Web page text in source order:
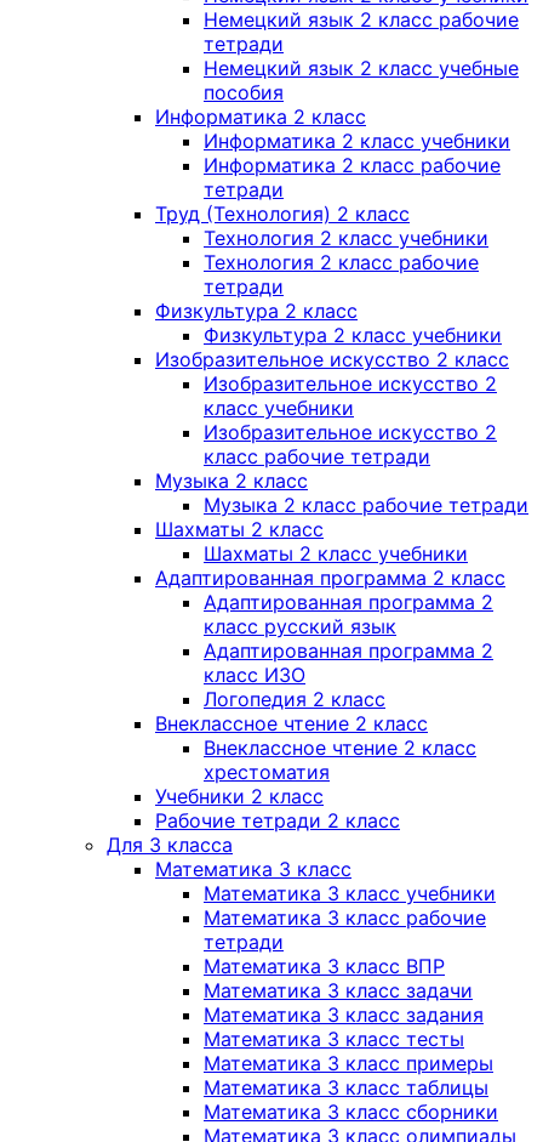
Немецкий язык 2 класс рабочие
тетради
Немецкий язык 2 класс учебные
пособия
Информатика 2 класс
Информатика 2 класс учебники
Информатика 2 класс рабочие
тетради
Труд (Технология) 2 класс
Технология 2 класс учебники
Технология 2 класс рабочие
тетради
Физкультура 2 класс
Физкультура 2 класс учебники
Изобразительное искусство 2 класс
Изобразительное искусство 2
класс учебники
Изобразительное искусство 2
класс рабочие тетради
Музыка 2 класс
Музыка 2 класс рабочие тетради
Шахматы 2 класс
Шахматы 2 класс учебники
Адаптированная программа 2 класс
Адаптированная программа 2
класс русский язык
Адаптированная программа 2
класс ИЗО
Логопедия 2 класс
Внеклассное чтение 2 класс
Внеклассное чтение 2 класс
хрестоматия
Учебники 2 класс
Рабочие тетради 2 класс
Для 3 класса
Математика 3 класс
Математика 3 класс учебники
Математика 3 класс рабочие
тетради
Математика 3 класс ВПР
Математика 3 класс задачи
Математика 3 класс задания
Математика 3 класс тесты
Математика 3 класс примеры
Математика 3 класс таблицы
Математика 3 класс сборники
Математика 3 класс олимпиады